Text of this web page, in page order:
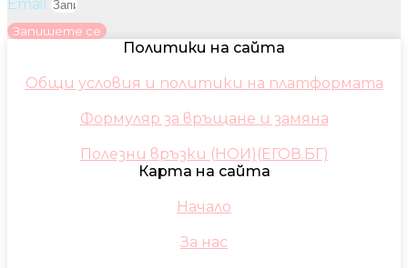
Email
Запишете се
Политики на сайта
Общи условия и политики на платформата
Формуляр за връщане и замяна
Полезни връзки (НОИ)(ЕГОВ.БГ)
Карта на сайта
Начало
За нас